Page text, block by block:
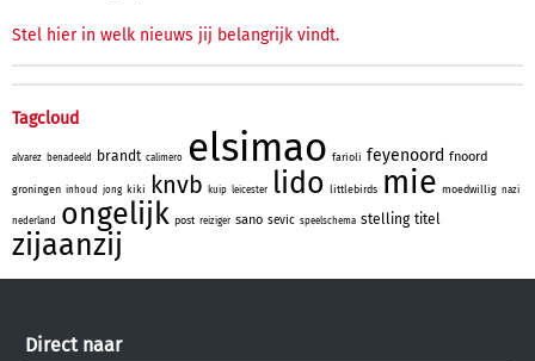
Stel hier in welk nieuws jij belangrijk vindt.
Tagcloud
alvarez benadeeld brandt calimero elsimao farioli feyenoord fnoord
groningen inhoud jong kiki knvb kuip leicester lido littlebirds mie moedwillig nazi
nederland ongelijk post reiziger sano sevic speelschema stelling titel
zijaanzij
Direct naar